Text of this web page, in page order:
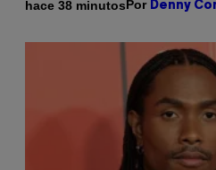
hace 38 minutosPor Denny